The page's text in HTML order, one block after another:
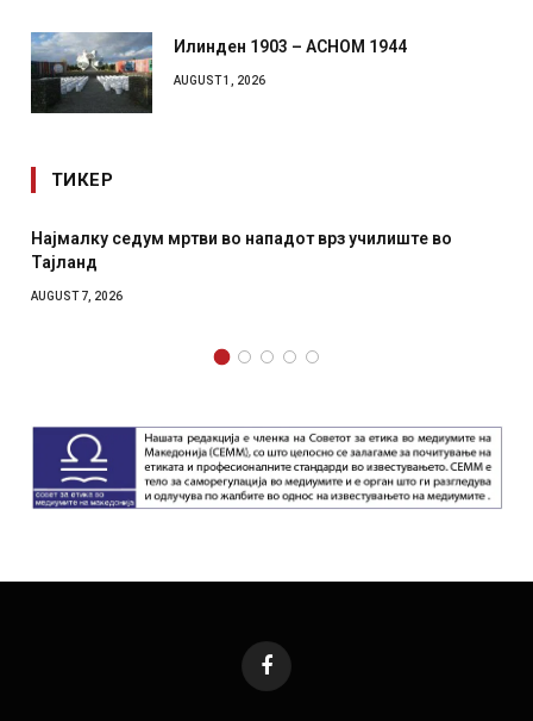
Илинден 1903 – АСНОМ 1944
AUGUST 1, 2026
ТИКЕР
седум мртви во нападот врз училиште во
7, 2026
Facebook